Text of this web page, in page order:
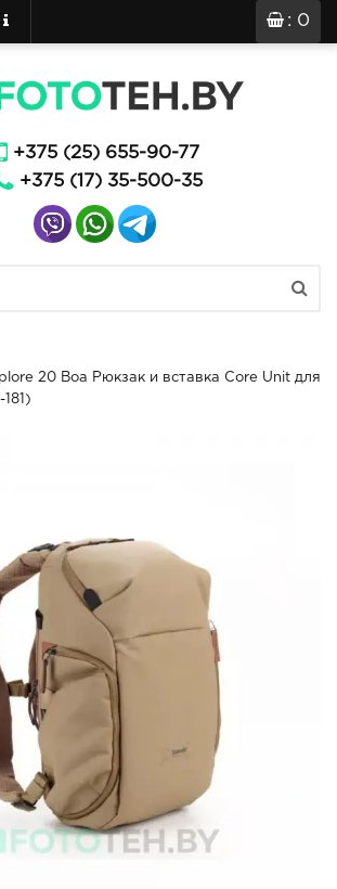
: 0
+375 (25) 655-90-77
+375 (17) 35-500-35
20 Boa Рюкзак и вставка Core Unit для